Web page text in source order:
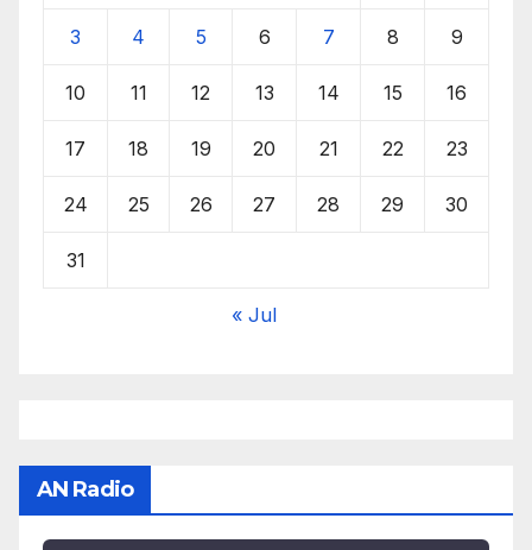
3 4 5 6 7 8 9
10 11 12 13 14 15 16
17 18 19 20 21 22 23
24 25 26 27 28 29 30
31
« Jul
AN Radio